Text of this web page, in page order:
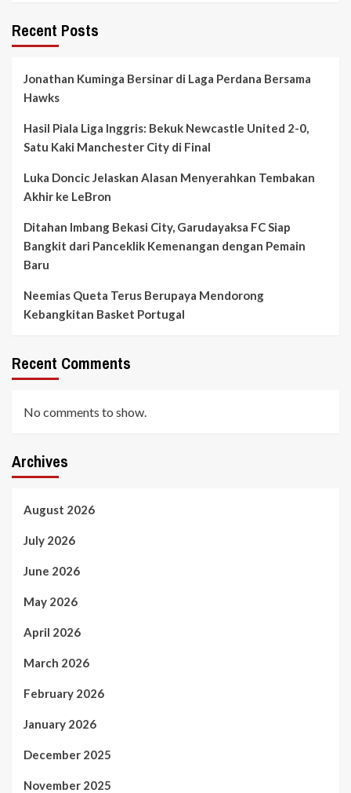
Recent Posts
Jonathan Kuminga Bersinar di Laga Perdana Bersama
Hawks
Hasil Piala Liga Inggris: Bekuk Newcastle United 2-0,
Satu Kaki Manchester City di Final
Luka Doncic Jelaskan Alasan Menyerahkan Tembakan
Akhir ke LeBron
Ditahan Imbang Bekasi City, Garudayaksa FC Siap
Bangkit dari Panceklik Kemenangan dengan Pemain
Baru
Neemias Queta Terus Berupaya Mendorong
Kebangkitan Basket Portugal
Recent Comments
No comments to show.
Archives
August 2026
July 2026
June 2026
May 2026
April 2026
March 2026
February 2026
January 2026
December 2025
November 2025